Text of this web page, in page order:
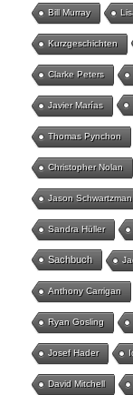
Bill Murray
Kurzgeschichten
Clarke Peters
Javier Marías
Thomas Pynchon
Christopher Nolan
Jason Schwartzman
Sandra Hüller
Sachbuch
Anthony Carrigan
Ryan Gosling
Josef Hader
David Mitchell